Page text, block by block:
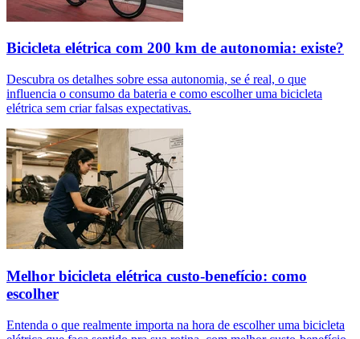
Bicicleta elétrica com 200 km de autonomia: existe?
Descubra os detalhes sobre essa autonomia, se é real, o que
influencia o consumo da bateria e como escolher uma bicicleta
elétrica sem criar falsas expectativas.
Melhor bicicleta elétrica custo-benefício: como
escolher
Entenda o que realmente importa na hora de escolher uma bicicleta